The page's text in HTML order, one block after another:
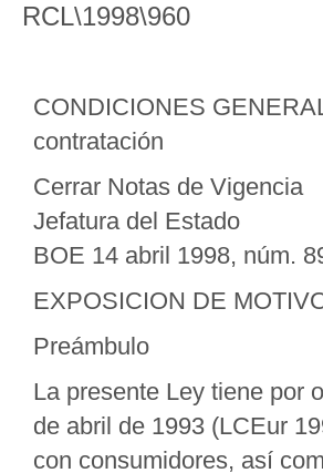
RCL\1998\960
CONDICIONES
contratación
Cerrar Notas de Vigencia
Jefatura del Estado
BOE 14 abril 1998, núm.
EXPOSICION DE
Preámbulo
La presente Ley tiene por
de abril de 1993 (LCEur
con consumidores, así